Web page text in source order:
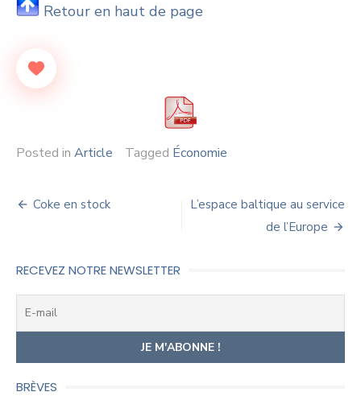
Retour en haut de page
Posted in Article Tagged Économie
Navigation
l’article
Coke en stock
L’espace baltique au service
de l’Europe
RECEVEZ NOTRE NEWSLETTER
BRÈVES